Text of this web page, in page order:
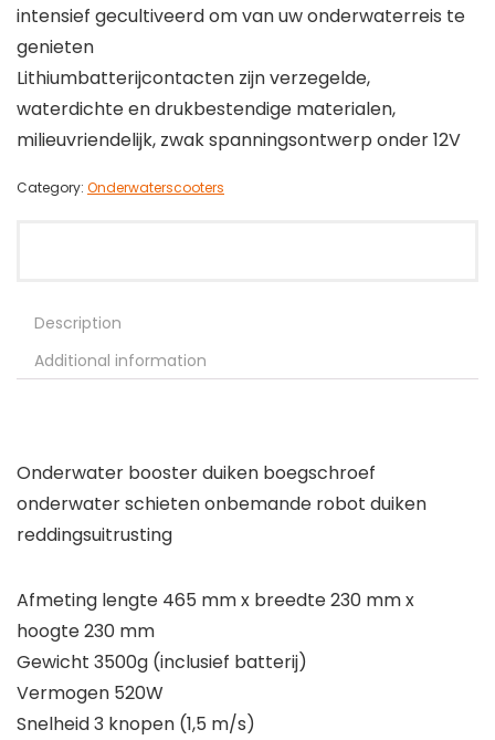
intensief gecultiveerd om van uw onderwaterreis te
genieten
Lithiumbatterijcontacten zijn verzegelde,
waterdichte en drukbestendige materialen,
milieuvriendelijk, zwak spanningsontwerp onder 12V
Category: Onderwaterscooters
Description
Additional information
Onderwater booster duiken boegschroef
onderwater schieten onbemande robot duiken
reddingsuitrusting
Afmeting lengte 465 mm x breedte 230 mm x
hoogte 230 mm
Gewicht 3500g (inclusief batterij)
Vermogen 520W
Snelheid 3 knopen (1,5 m/s)